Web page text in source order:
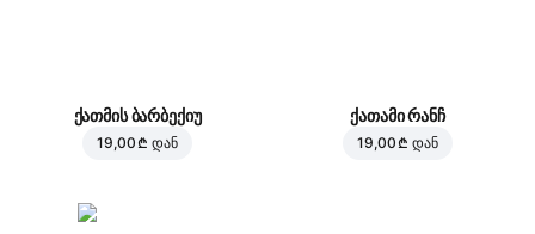
ქათმის ბარბექიუ
19,00 ₾ დან
ქათამი რანჩ
19,00 ₾ დან